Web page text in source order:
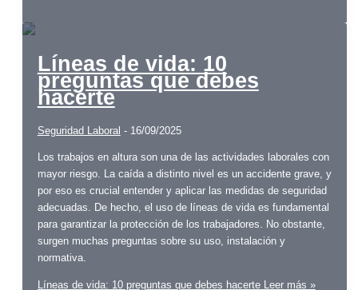
Líneas de vida: 10
preguntas que debes
hacerte
Seguridad Laboral - 16/09/2025
Los trabajos en altura son una de las actividades laborales con
mayor riesgo. La caída a distinto nivel es un accidente grave, y
por eso es crucial entender y aplicar las medidas de seguridad
adecuadas. De hecho, el uso de líneas de vida es fundamental
para garantizar la protección de los trabajadores. No obstante,
surgen muchas preguntas sobre su uso, instalación y
normativa.
Líneas de vida: 10 preguntas que debes hacerteLeer más »